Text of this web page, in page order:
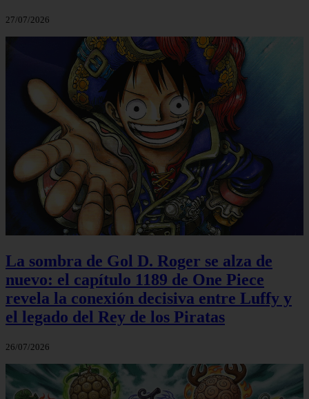
27/07/2026
La sombra de Gol D. Roger se alza de
nuevo: el capítulo 1189 de One Piece
revela la conexión decisiva entre Luffy y
el legado del Rey de los Piratas
26/07/2026